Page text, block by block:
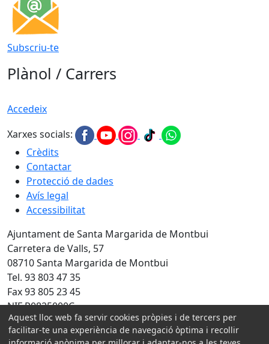
Subscriu-te
Plànol / Carrers
Accedeix
Xarxes socials:
Crèdits
Contactar
Protecció de dades
Avís legal
Accessibilitat
Ajuntament de Santa Margarida de Montbui
Carretera de Valls, 57
08710 Santa Margarida de Montbui
Tel. 93 803 47 35
Fax 93 805 23 45
NIF P0825000C
Amb la col·laboració de:
Aquest lloc web fa servir cookies pròpies i de tercers per
facilitar-te una experiència de navegació òptima i recollir